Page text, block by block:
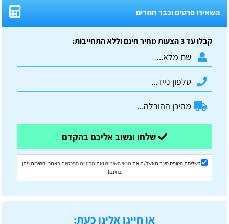
השאירו פרטים וכבר חוזרים
קבלו עד 3 הצעות מחיר חינם וללא התחייבות:
בשליחת הטופס הינך מאשר/ת את תנאי השימושואת מדיניות הפרטיותבאתר. השירות ניתן
בחינם!
או חייגו אלינו כעת: